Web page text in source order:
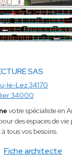
SAS
Fiche architecte
le-Lez 34170
34000
votre spécialiste en
des espaces de vie
tous vos besoins.